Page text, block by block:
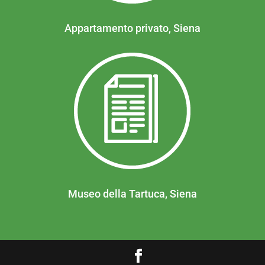
Appartamento privato, Siena
Museo della Tartuca, Siena